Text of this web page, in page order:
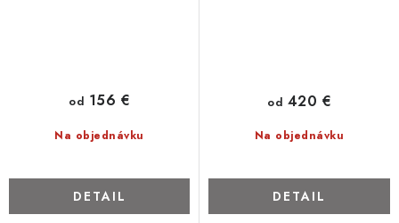
Na objednávku
od 156 €
DETAIL
Na objednávku
od 420 €
DETAIL